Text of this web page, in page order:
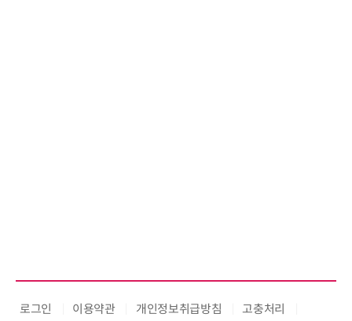
로그인 이용약관 개인정보취급방침 고충처리